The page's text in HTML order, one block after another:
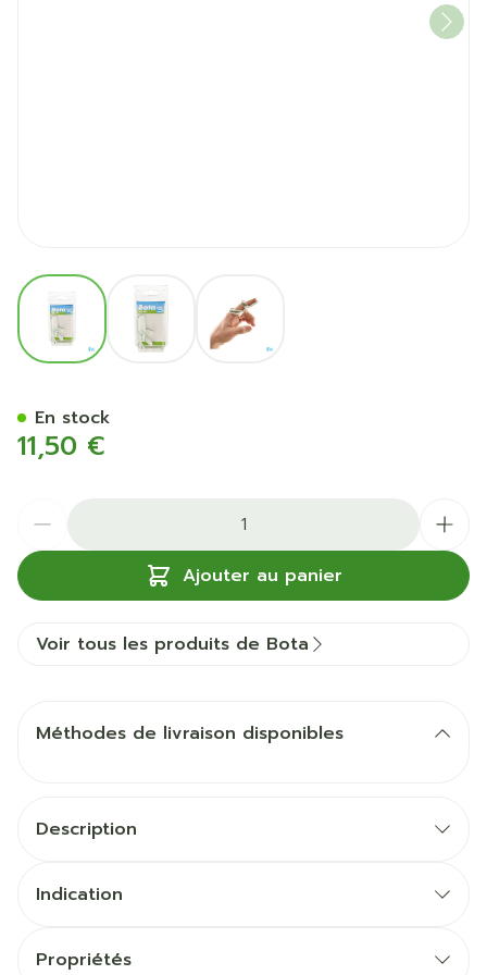
View larger imageView larger image
11,50 €
Ajouter au panier
En stock
Voir tous les produits de Bota
Méthodes de livraison disponibles
Description
Indication
Propriétés